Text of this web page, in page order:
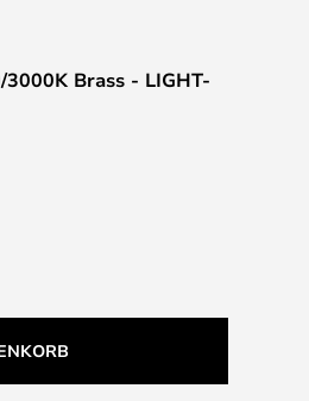
Brass - LIGHT-